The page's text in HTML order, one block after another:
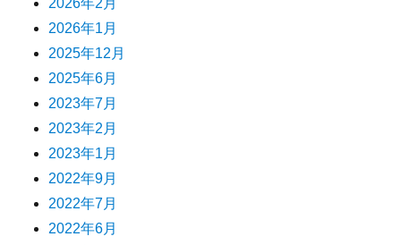
2026年2月
2026年1月
2025年12月
2025年6月
2023年7月
2023年2月
2023年1月
2022年9月
2022年7月
2022年6月